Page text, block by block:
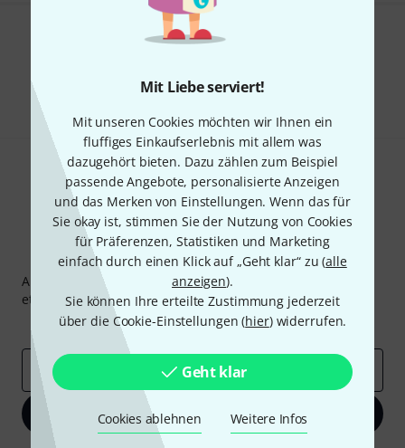
Mit Liebe serviert!
Mit unseren Cookies möchten wir Ihnen ein
fluffiges Einkaufserlebnis mit allem was
dazugehört bieten. Dazu zählen zum Beispiel
passende Angebote, personalisierte Anzeigen
und das Merken von Einstellungen. Wenn das für
Sie okay ist, stimmen Sie der Nutzung von Cookies
für Präferenzen, Statistiken und Marketing
einfach durch einen Klick auf „Geht klar“ zu (alle
anzeigen).
Sie können Ihre erteilte Zustimmung jederzeit
über die Cookie-Einstellungen (hier) widerrufen.
Geht klar
Cookies ablehnen Weitere Infos
Gefällt Ihnen, was Sie sehen?
Teilen Hilfe & Feedback
Thomann Newsletter
Abonniere den Thomann Newsletter und gewinne mit
etwas Glück einen von 50 Gutscheinenüber jeweils50€
Inspirierende Beiträge
Deals Thomann Insights
E-Mail-Adresse
Jetzt anmelden